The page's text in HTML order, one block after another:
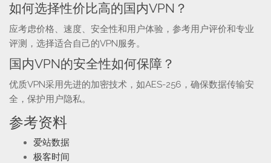
如何选择性价比高的国内VPN？
应考虑价格、速度、安全性和用户体验，参考用户评价和专业
评测，选择适合自己的VPN服务。
国内VPN的安全性如何保障？
优质VPN采用先进的加密技术，如AES-256，确保数据传输安
全，保护用户隐私。
参考资料
爱站数据
极客时间